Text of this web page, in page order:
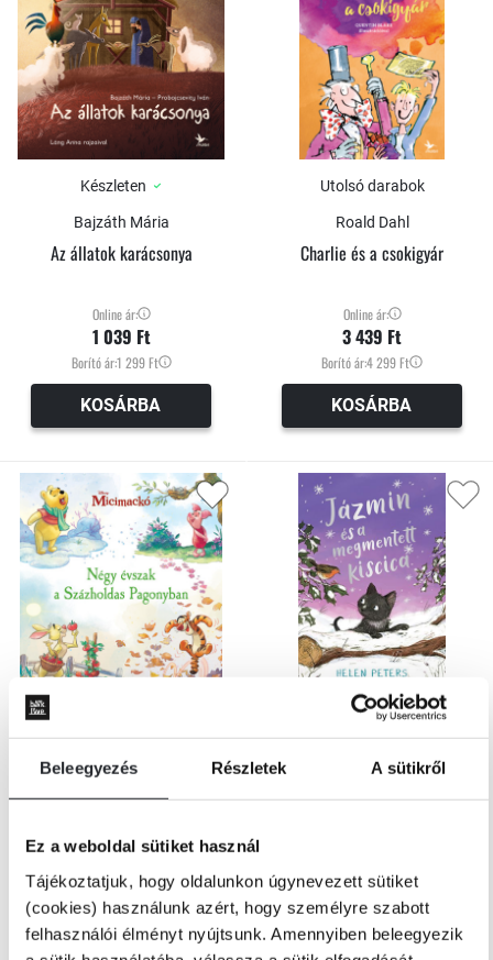
Beleegyezés Részletek A sütikről
Ez a weboldal sütiket használ
Tájékoztatjuk, hogy oldalunkon úgynevezett sütiket
(cookies) használunk azért, hogy személyre szabott
felhasználói élményt nyújtsunk. Amennyiben beleegyezik
Készleten
Bajzáth Mária
Az állatok karácsonya
Online ár:
1 039 Ft
Borító ár:1 299 Ft
KOSÁRBA
Utolsó darabok
Roald Dahl
Charlie és a csokigyár
Online ár:
3 439 Ft
Borító ár:4 299 Ft
KOSÁRBA
Disney
Négy évszak a Százholdas
Online ár:
5 599 Ft
Borító ár:6 999 Ft
ÉRTESÍTÉST
Utolsó darabok
Helen Peters - Ellie Snowdon
Online ár:
1 999 Ft
Borító ár: 2 499 Ft